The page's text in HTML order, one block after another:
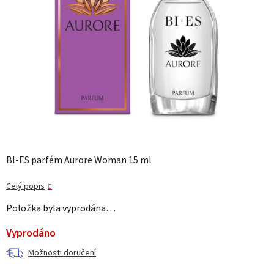
BI-ES parfém Aurore Woman 15 ml
Celý popis
Položka byla vyprodána…
Vyprodáno
Možnosti doručení